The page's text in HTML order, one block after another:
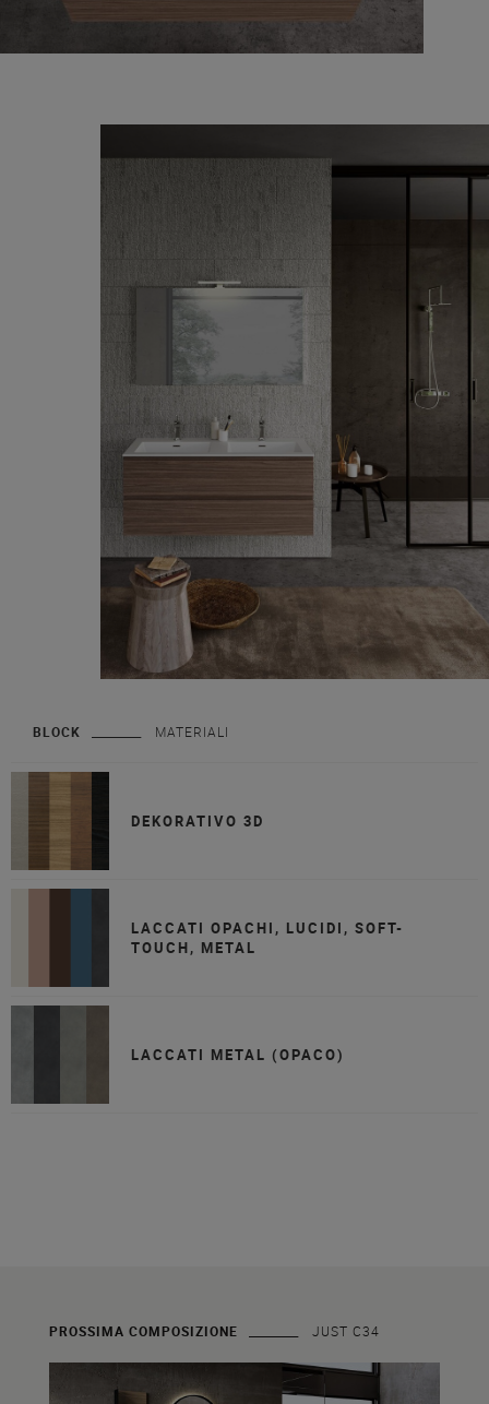
BLOCK MATERIALI
DEKORATIVO 3D
LACCATI OPACHI, LUCIDI, SOFT-
TOUCH, METAL
LACCATI METAL (OPACO)
PROSSIMA COMPOSIZIONE JUST C34